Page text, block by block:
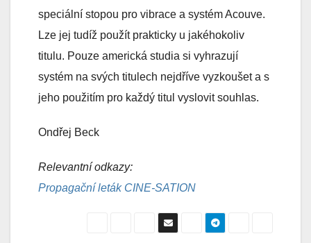
speciální stopou pro vibrace a systém Acouve.
Lze jej tudíž použít prakticky u jakéhokoliv
titulu. Pouze americká studia si vyhrazují
systém na svých titulech nejdříve vyzkoušet a s
jeho použitím pro každý titul vyslovit souhlas.
Ondřej Beck
Relevantní odkazy:
Propagační leták CINE-SATION